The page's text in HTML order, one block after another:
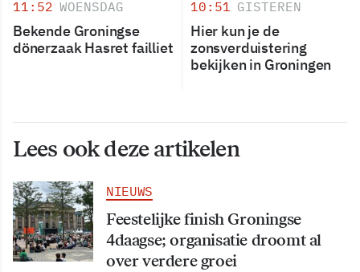
11:52 WOENSDAG
Bekende Groningse
dönerzaak Hasret failliet
10:51 GISTEREN
Hier kun je de
zonsverduistering
bekijken in Groningen
Lees ook deze artikelen
NIEUWS
Feestelijke finish Groningse
4daagse; organisatie droomt al
over verdere groei